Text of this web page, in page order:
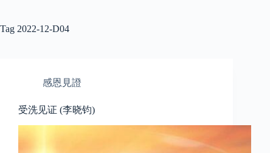
Tag 2022-12-D04
感恩見證
受洗见证 (李晓钧)